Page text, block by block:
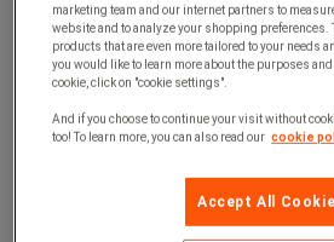
marketing team and our internet partners to
website and to analyze your shopping preferences.
products that are even more tailored to your needs
you would like to learn more about the purposes
cookie, click on "cookie settings".
And if you choose to continue your visit without
too! To learn more, you can also read our cookie
Accept All